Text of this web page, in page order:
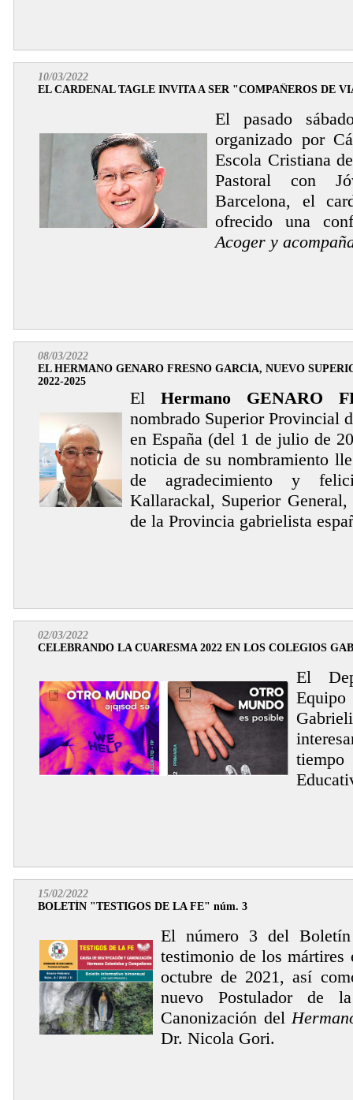
10/03/2022
EL CARDENAL TAGLE INVITA A SER "COMPAÑEROS DE
El pasado
organizado por
Escola Cristiana
Pastoral con
Barcelona, el
ofrecido una
Acoger y
08/03/2022
EL HERMANO GENARO FRESNO GARCÍA, NUEVO
2022-2025
El Hermano GENARO
nombrado Superior Provincial
en España (del 1 de julio de
noticia de su nombramiento
de agradecimiento y
Kallarackal, Superior
de la Provincia gabrielista
02/03/2022
CELEBRANDO LA CUARESMA 2022 EN LOS COLEGIOS
El
Equipo
tiempo
15/02/2022
BOLETÍN "TESTIGOS DE LA FE" núm. 3
El número 3 del
testimonio de los mártires
octubre de 2021, así
nuevo Postulador de
Canonización del
Dr. Nicola Gori.